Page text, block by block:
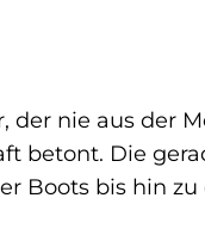
der nie aus der
betont. Die
Boots bis hin